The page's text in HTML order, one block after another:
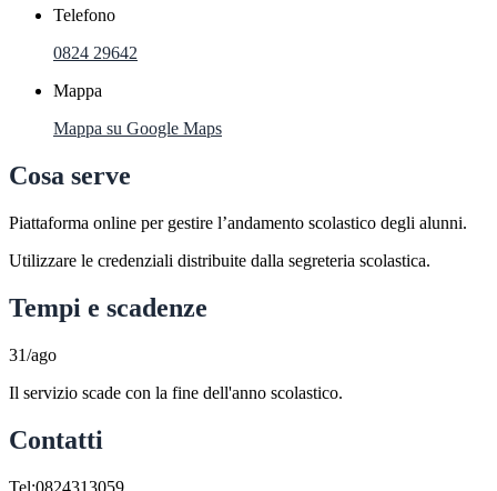
Telefono
0824 29642
Mappa
Mappa su Google Maps
Cosa serve
Piattaforma online per gestire l’andamento scolastico degli alunni.
Utilizzare le credenziali distribuite dalla segreteria scolastica.
Tempi e scadenze
31/ago
Il servizio scade con la fine dell'anno scolastico.
Contatti
Tel:0824313059